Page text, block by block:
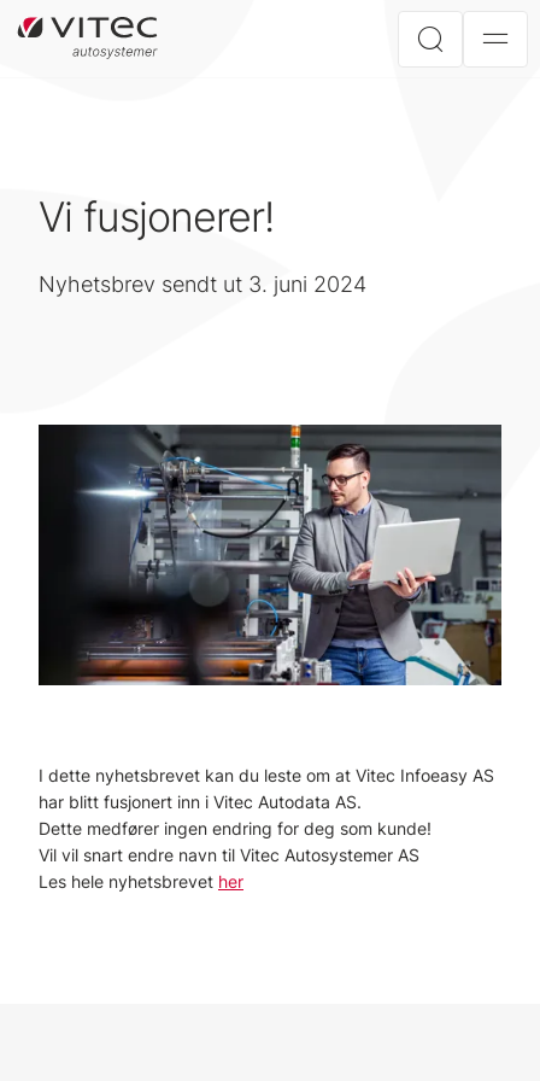
Vi fusjonerer!
Nyhetsbrev sendt ut 3. juni 2024
I dette nyhetsbrevet kan du leste om at Vitec Infoeasy AS
har blitt fusjonert inn i Vitec Autodata AS.
Dette medfører ingen endring for deg som kunde!
Vil vil snart endre navn til Vitec Autosystemer AS
Les hele nyhetsbrevet her